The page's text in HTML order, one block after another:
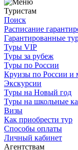
Туристам
Поиск
Расписание
Гарантированные
Туры VIP
Туры за рубеж
Туры по России
Круизы по России и
Экскурсии
Туры на Новый год
Туры на школьные
Визы
Как приобрести тур
Способы оплаты
Личный кабинет
Агентствам